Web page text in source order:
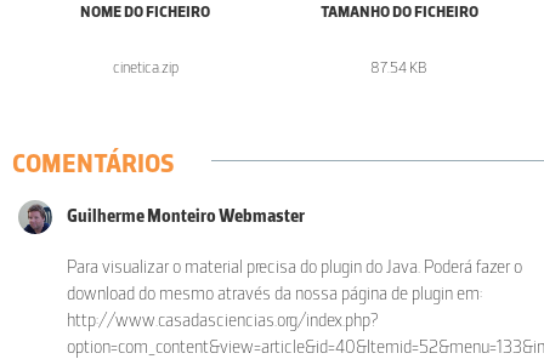
NOME DO FICHEIRO
cinetica.zip
TAMANHO DO FICHEIRO
87.54 KB
COMENTÁRIOS
Guilherme Monteiro Webmaster
Para visualizar o material precisa do plugin do Java. Poderá fazer o
download do mesmo através da nossa página de plugin em:
http://www.casadasciencias.org/index.php?